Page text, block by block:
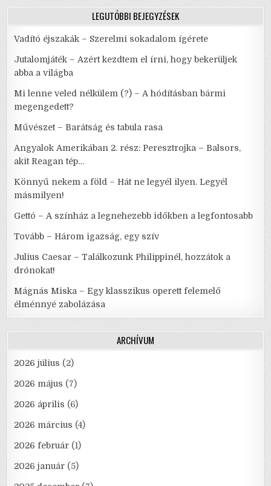
LEGUTÓBBI BEJEGYZÉSEK
Vadító éjszakák – Szerelmi sokadalom ígérete
Jutalomjáték – Azért kezdtem el írni, hogy bekerüljek
abba a világba
Mi lenne veled nélkülem (?) – A hódításban bármi
megengedett?
Művészet – Barátság és tabula rasa
Angyalok Amerikában 2. rész: Peresztrojka – Balsors,
akit Reagan tép…
Könnyű nekem a föld – Hát ne legyél ilyen. Legyél
másmilyen!
Gettó – A színház a legnehezebb időkben a legfontosabb
Tovább – Három igazság, egy szív
Julius Caesar – Találkozunk Philippinél, hozzátok a
drónokat!
Mágnás Miska – Egy klasszikus operett felemelő
élménnyé zabolázása
ARCHÍVUM
2026 július (2)
2026 május (7)
2026 április (6)
2026 március (4)
2026 február (1)
2026 január (5)